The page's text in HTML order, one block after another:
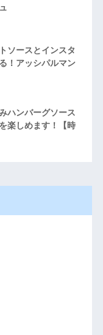
ソースとインスタ
！アッシパルマン
ハンバーグソース
楽しめます！【時